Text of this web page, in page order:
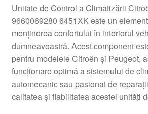
Despre noi
Finalizare comandă
Livrare
Livrare în toată lumea
Unitate de Control a Climatizării
9660069280 6451XK este un
menținerea confortului în interiorul
dumneavoastră. Acest component
pentru modelele Citroën și Peugeot,
funcționare optimă a sistemului de
automecanic sau pasionat de
calitatea și fiabilitatea acestei unități